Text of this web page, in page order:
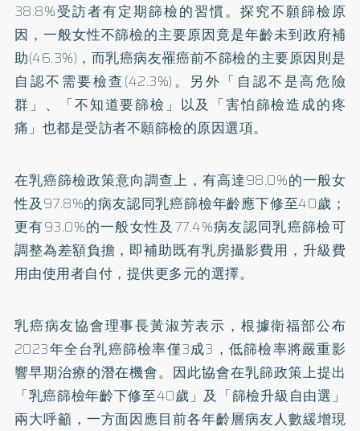
38.8%受訪者有定期篩檢的習慣。探究不願篩檢原
因，一般女性不篩檢的主要原因竟是年齡未到政府補
助(46.3%)，而乳癌病友罹癌前不篩檢的主要原因則是
自認不需要檢查(42.3%)。另外「自認不是高危險
群」、「不知道要篩檢」以及「害怕篩檢造成的疼
痛」也都是受訪者不願篩檢的原因選項。
在乳癌篩檢政策意向調查上，有高達98.0%的一般女
性及97.8%的病友認同乳癌篩檢年齡應下修至40歲；
更有93.0%的一般女性及77.4%病友認同乳癌篩檢可
調整為差額負擔，即補助既有乳房攝影費用，升級費
用由使用者自付，提供更多元的選擇。
乳癌病友協會理事長黃淑芳表示，根據衛福部公布
2023年全台乳癌篩檢率僅3成3，低篩檢率將嚴重影
響早期治療的潛在機會。因此協會在乳篩政策上提出
「乳癌篩檢年齡下修至40歲」及「篩檢升級自由選」
兩大呼籲，一方面因應目前各年齡層病友人數緩增現